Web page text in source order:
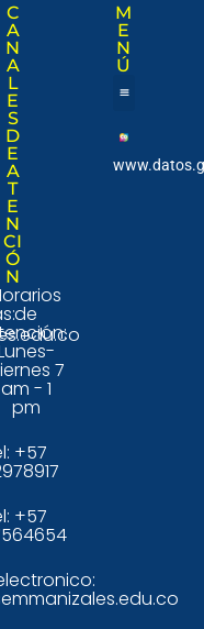
C
A
N
A
L
E
S
D
E
A
T
E
N
CI
Ó
N
de
7
am - 1
pm
+57
+57
M
E
N
Ú